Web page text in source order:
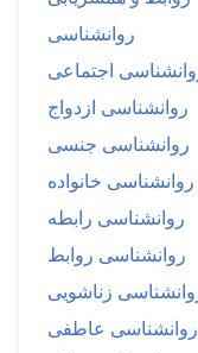
روانشناسی
اجتماعی
روانشناسی ازدواج
روانشناسی جنسی
روانشناسی خانواده
روانشناسی رابطه
روانشناسی روابط
زناشویی
روانشناسی عاطفی